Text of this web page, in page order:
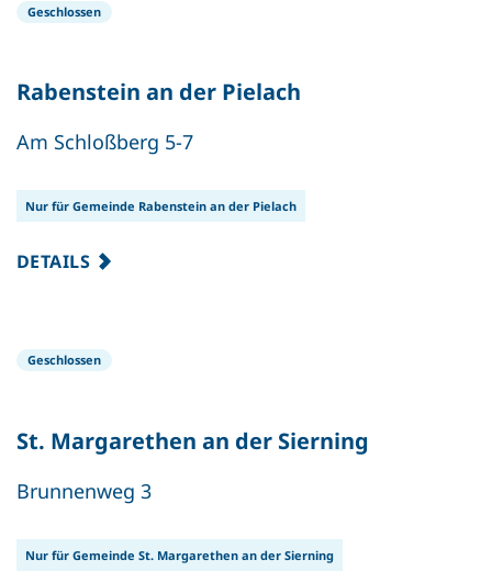
Geschlossen
Rabenstein an der Pielach
Am Schloßberg 5-7
Nur für Gemeinde Rabenstein an der Pielach
DETAILS
Geschlossen
St. Margarethen an der Sierning
Brunnenweg 3
Nur für Gemeinde St. Margarethen an der Sierning